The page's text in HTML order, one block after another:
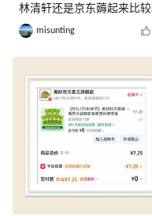
林清轩还是京东薅起来比较
爽！misunting